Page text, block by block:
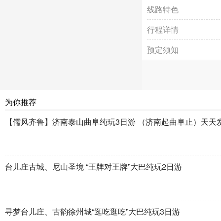
线路特色
行程详情
预定须知
为你推荐
【儒风齐鲁】济南泰山曲阜纯玩3日游 （济南起曲阜止）天天
台儿庄古城、尼山圣境 “王牌对王牌”大巴纯玩2日游
寻梦台儿庄、古韵徐州城“逛吃逛吃”大巴纯玩3日游